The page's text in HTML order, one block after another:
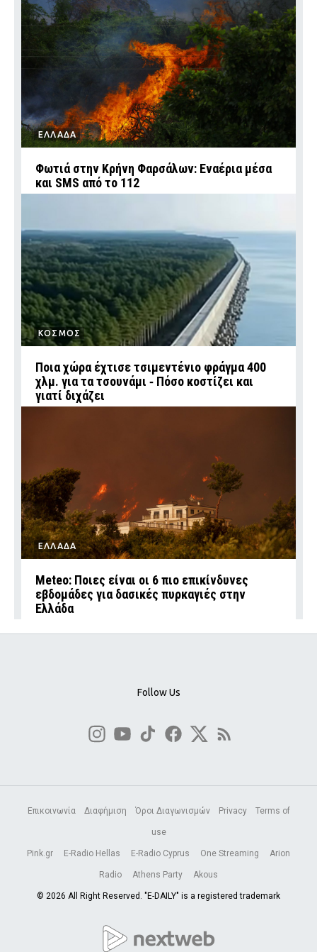
ΕΛΛΑΔΑ
Φωτιά στην Κρήνη Φαρσάλων: Εναέρια μέσα
και SMS από το 112
ΚΟΣΜΟΣ
Ποια χώρα έχτισε τσιμεντένιο φράγμα 400
χλμ. για τα τσουνάμι ‑ Πόσο κοστίζει και
γιατί διχάζει
ΕΛΛΑΔΑ
Meteo: Ποιες είναι οι 6 πιο επικίνδυνες
εβδομάδες για δασικές πυρκαγιές στην
Ελλάδα
Follow Us
Επικοινωνία Διαφήμιση Όροι Διαγωνισμών Privacy Terms of
use
Pink.gr E-Radio Hellas E-Radio Cyprus One Streaming Arion
Radio Athens Party Akous
© 2026 All Right Reserved. "E-DAILY" is a registered trademark